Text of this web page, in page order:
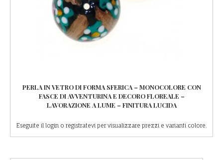
PERLA IN VETRO DI FORMA SFERICA – MONOCOLORE CON
FASCE DI AVVENTURINA E DECORO FLOREALE –
LAVORAZIONE A LUME – FINITURA LUCIDA
Eseguite il login o registratevi per visualizzare prezzi e varianti colore.